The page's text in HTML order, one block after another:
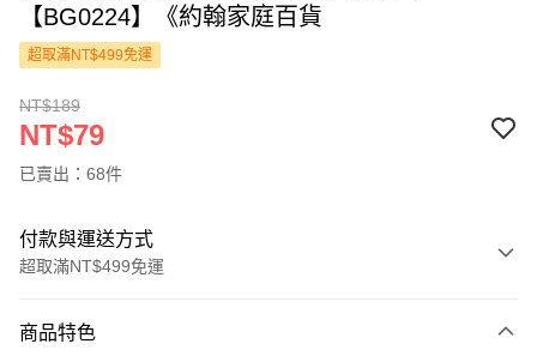
【BG0224】《約翰家庭百貨
超取滿NT$499免運
NT$189
NT$79
已賣出：68件
付款與運送方式
超取滿NT$499免運
信用卡一次付款
商品特色